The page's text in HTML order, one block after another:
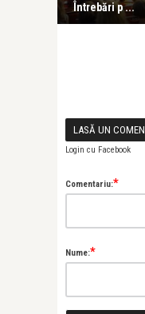
Întrebări p ...
LASĂ UN
Login cu Facebook
Comentariu:*
Nume:*